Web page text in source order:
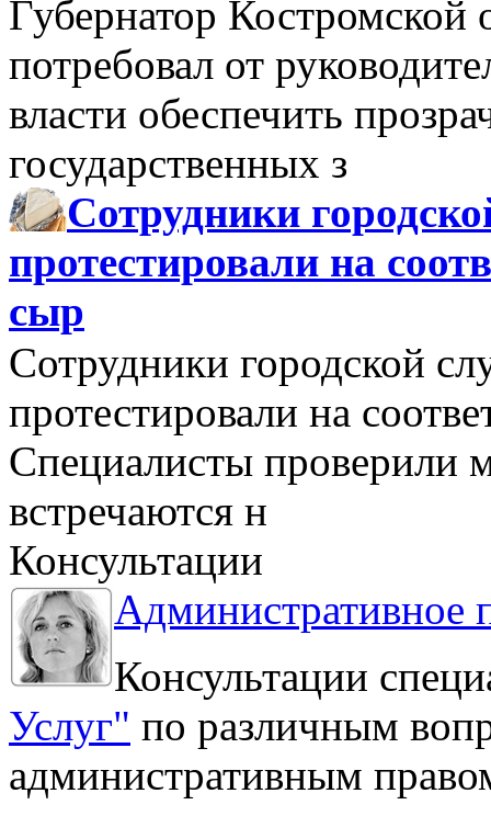
Губернатор Костромской
потребовал от
власти обеспечить
государственных з
Сотрудники
протестировали на
сыр
Сотрудники городской
протестировали на
Специалисты проверили
встречаются н
Консультации
Административное
Консультации
Услуг" по различным
административным